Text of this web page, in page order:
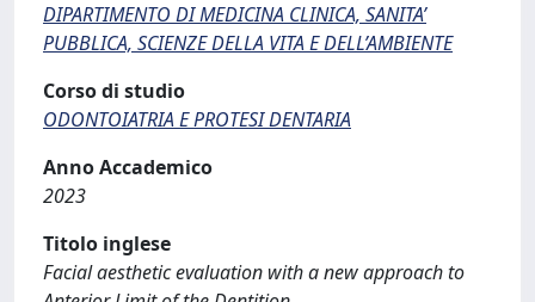
DIPARTIMENTO DI MEDICINA CLINICA, SANITA’
PUBBLICA, SCIENZE DELLA VITA E DELL’AMBIENTE
Corso di studio
ODONTOIATRIA E PROTESI DENTARIA
Anno Accademico
2023
Titolo inglese
Facial aesthetic evaluation with a new approach to